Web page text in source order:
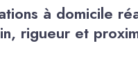
à domicile
rigueur et